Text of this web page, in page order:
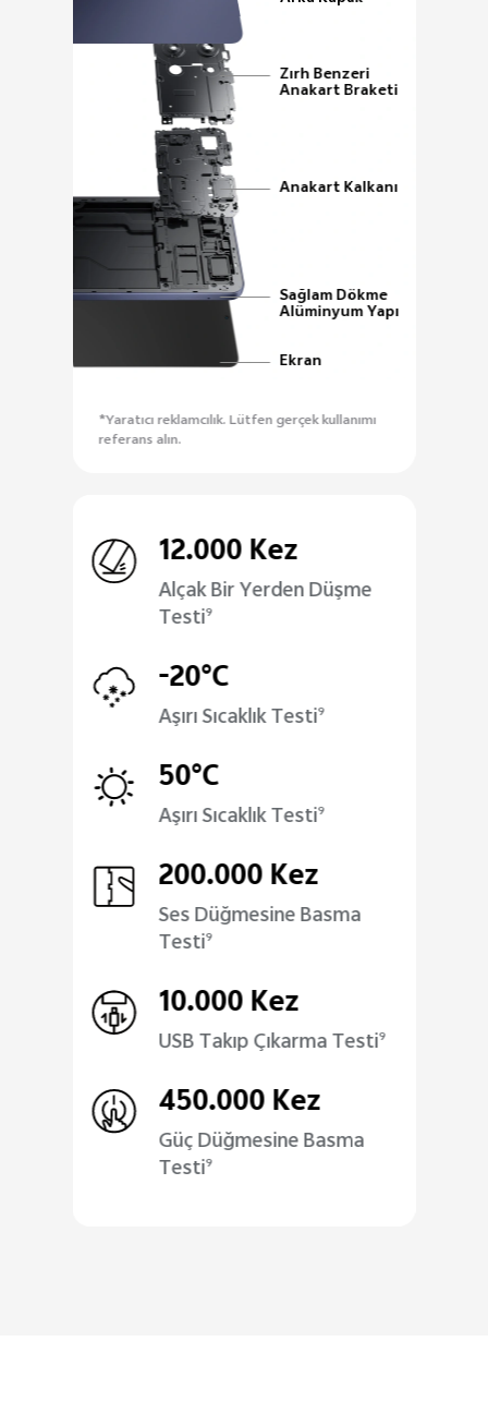
Zırh Benzeri
Anakart Braketi
Anakart Kalkanı
Sağlam Dökme
Alüminyum Yapı
Ekran
*Yaratıcı reklamcılık. Lütfen gerçek kullanımı
referans alın.
12.000 Kez
Alçak Bir Yerden Düşme
Testi9
-20°C
Aşırı Sıcaklık Testi9
50°C
Aşırı Sıcaklık Testi9
200.000 Kez
Ses Düğmesine Basma
Testi9
10.000 Kez
USB Takıp Çıkarma Testi9
450.000 Kez
Güç Düğmesine Basma
Testi9